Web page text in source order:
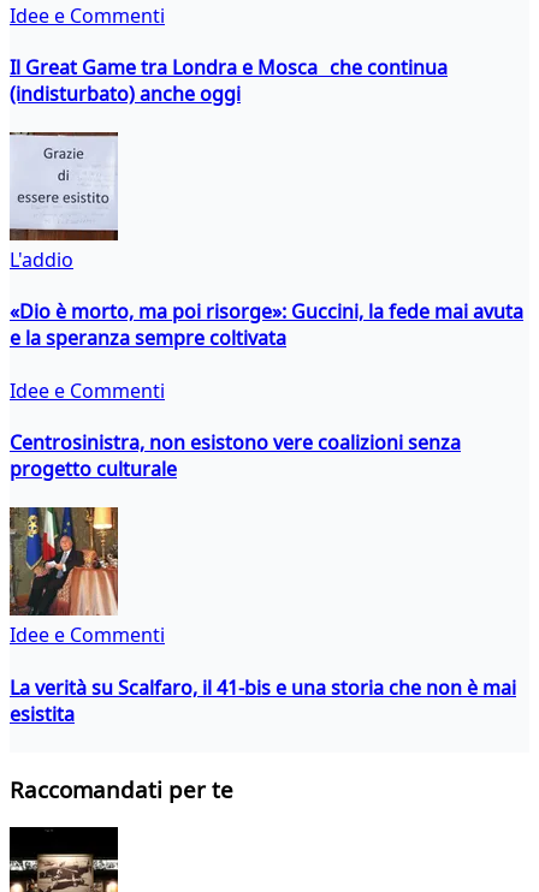
Idee e Commenti
Il Great Game tra Londra e Mosca che continua
(indisturbato) anche oggi
L'addio
«Dio è morto, ma poi risorge»: Guccini, la fede mai avuta
e la speranza sempre coltivata
Idee e Commenti
Centrosinistra, non esistono vere coalizioni senza
progetto culturale
Idee e Commenti
La verità su Scalfaro, il 41-bis e una storia che non è mai
esistita
Raccomandati per te